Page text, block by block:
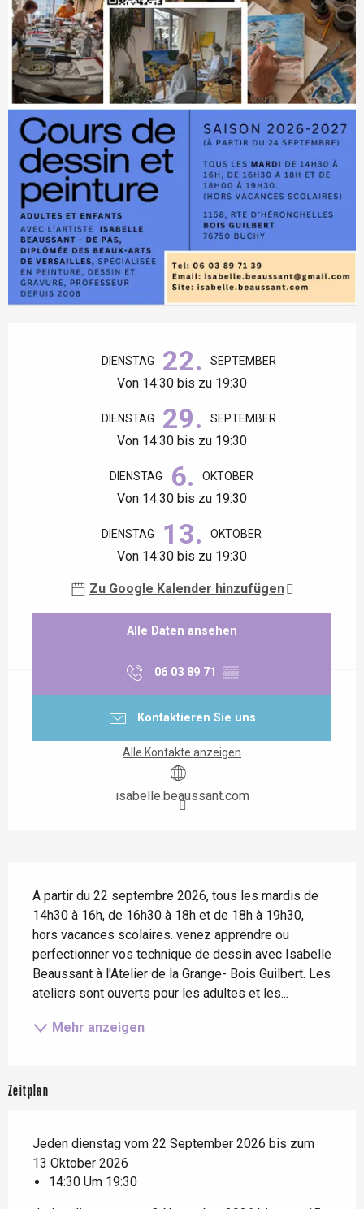
DIENSTAG 22. SEPTEMBER
Von 14:30 bis zu 19:30
DIENSTAG 29. SEPTEMBER
Von 14:30 bis zu 19:30
DIENSTAG 6. OKTOBER
Von 14:30 bis zu 19:30
DIENSTAG 13. OKTOBER
Von 14:30 bis zu 19:30
Zu Google Kalender hinzufügen
Alle Daten ansehen
06 03 89 71 ▒▒
Kontaktieren Sie uns
Alle Kontakte anzeigen
isabelle.beaussant.com
A partir du 22 septembre 2026, tous les mardis de
14h30 à 16h, de 16h30 à 18h et de 18h à 19h30,
hors vacances scolaires. venez apprendre ou
perfectionner vos technique de dessin avec Isabelle
Beaussant à l'Atelier de la Grange- Bois Guilbert. Les
ateliers sont ouverts pour les adultes et les...
Mehr anzeigen
Zeitplan
Jeden dienstag vom 22 September 2026 bis zum
13 Oktober 2026
14:30 Um 19:30